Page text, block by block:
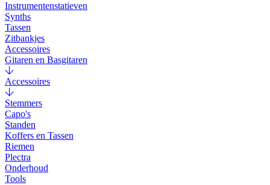
Instrumentenstatieven
Synths
Tassen
Zitbankjes
Accessoires
Gitaren en Basgitaren
Accessoires
Stemmers
Capo's
Standen
Koffers en Tassen
Riemen
Plectra
Onderhoud
Tools